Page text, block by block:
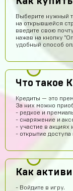
Выберите нужный
на открывшейся
введите свою
нажав на кнопку
удобный способ
Что такое
Кредиты — это
За них можно
- редкое и
- снаряжение и
- участие в акциях
- открытие
Как
- Войдите в игру.
Тебе какая
ребят
Гавриил
Ера Ера
Это правда
Sobolev-Dimas
Тамерлан
Это рили
Даниил